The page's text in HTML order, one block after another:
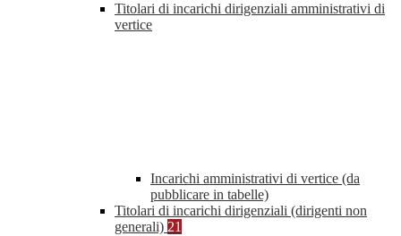
Titolari di incarichi dirigenziali amministrativi di
vertice
Incarichi amministrativi di vertice (da
pubblicare in tabelle)
Titolari di incarichi dirigenziali (dirigenti non
generali) 21